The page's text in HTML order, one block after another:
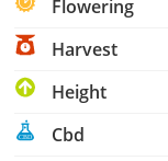
Flowering
Harvest
Height
Cbd